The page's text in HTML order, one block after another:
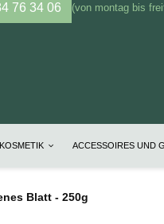
76 34 06 (von montag bis
ACCESSOIRES UND
Blatt - 250g